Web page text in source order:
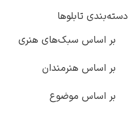
تابلوها
اساس سبک‌های هنری
اساس هنرمندان
اساس موضوع